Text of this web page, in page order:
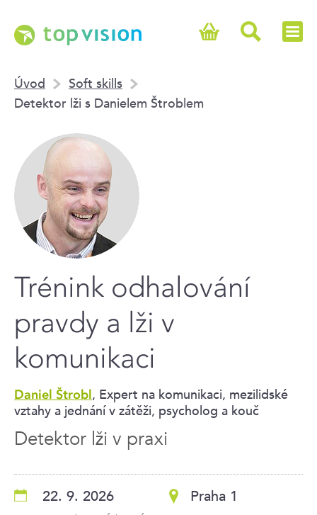
Úvod
Soft skills
Detektor lži s Danielem Štroblem
Trénink odhalování
pravdy a lži v
komunikaci
Daniel Štrobl, Expert na komunikaci, mezilidské
vztahy a jednání v zátěži, psycholog a kouč
Detektor lži v praxi
22. 9. 2026 Praha 1